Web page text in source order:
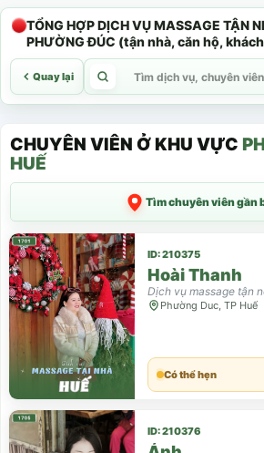
TỔNG HỢP DỊCH VỤ MASSAGE TẬN
PHƯỜNG ĐÚC (tận nhà, căn hộ,
Quay lại
CHUYÊN VIÊN Ở KHU VỰC
HUẾ
Tìm chuyên viên gần
ID: 210375
Hoài Thanh
Dịch vụ massage tận
Phường Duc, TP Huế
Có thể hẹn
ID: 210376